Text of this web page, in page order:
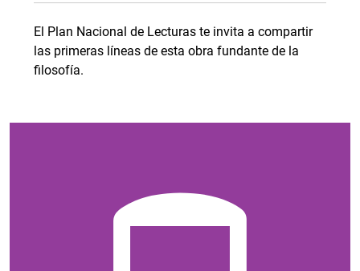
El Plan Nacional de Lecturas te invita a compartir
las primeras líneas de esta obra fundante de la
filosofía.